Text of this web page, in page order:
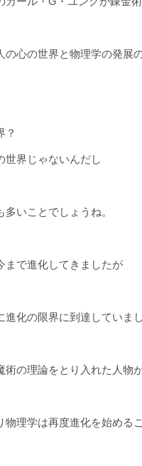
の心の世界と物理学の発展
？
世界じゃないんだし
多いことでしょうね。
まで進化してきましたが
進化の限界に到達していまし
術の理論をとり入れた人物
物理学は再度進化を始める